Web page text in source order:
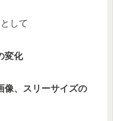
して
変化
像、スリーサイズの